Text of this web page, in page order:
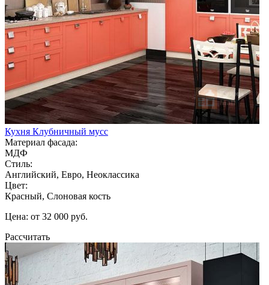
Кухня Клубничный мусс
Материал фасада:
МДФ
Стиль:
Английский, Евро, Неоклассика
Цвет:
Красный, Слоновая кость
Цена: от 32 000 руб.
Рассчитать